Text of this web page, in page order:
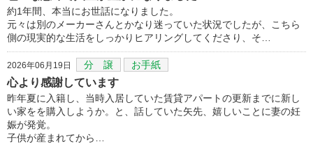
約1年間、本当にお世話になりました。
元々は別のメーカーさんとかなり迷っていた状況でしたが、こちら
側の現実的な生活をしっかりヒアリングしてくださり、そ…
2026年06月19日 分 譲 お手紙
心より感謝しています
昨年夏に入籍し、当時入居していた賃貸アパートの更新までに新し
い家をを購入しようか。と、話していた矢先、嬉しいことに妻の妊
娠が発覚。
子供が産まれてから…